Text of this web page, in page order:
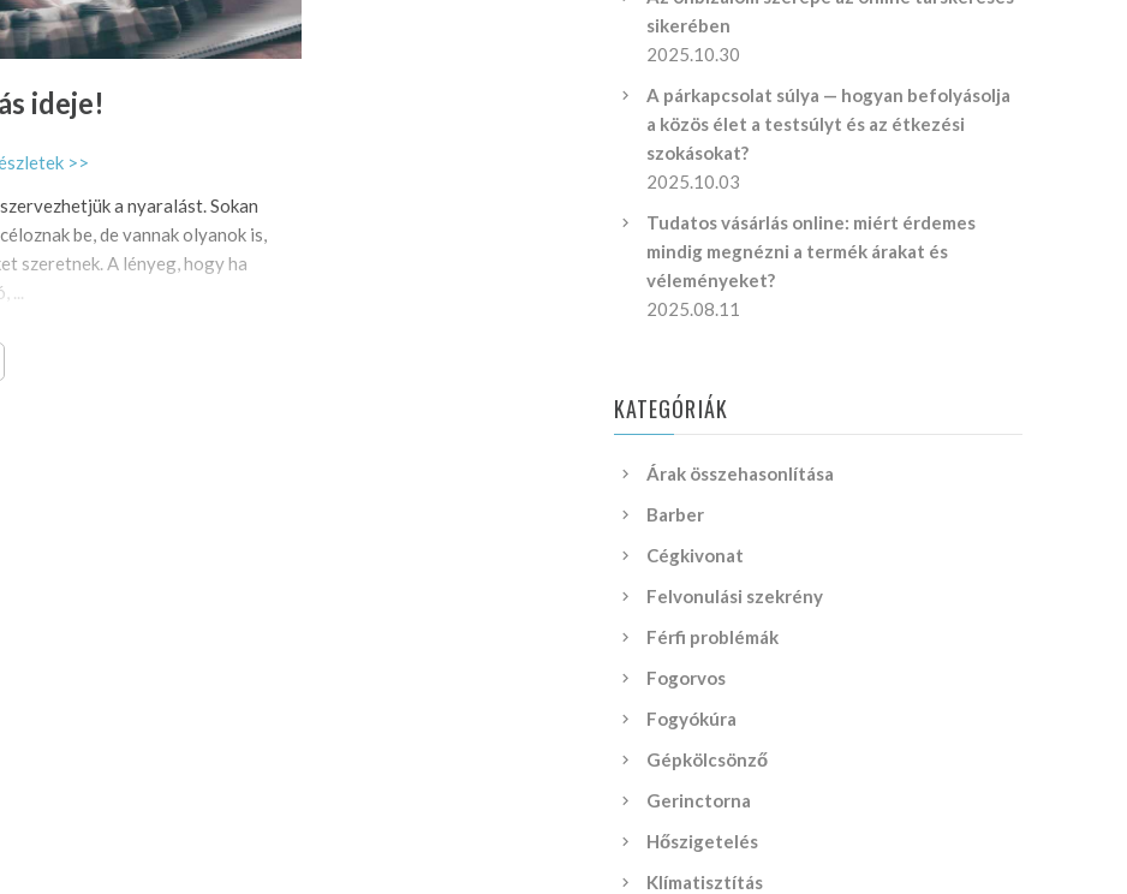
ideje!
>>
a nyaralást. Sokan
be, de vannak olyanok is,
szeretnek. A lényeg, hogy ha
...
sikerében
2025.10.30
A párkapcsolat súlya — hogyan befolyásolja
a közös élet a testsúlyt és az étkezési
szokásokat?
2025.10.03
Tudatos vásárlás online: miért érdemes
mindig megnézni a termék árakat és
véleményeket?
2025.08.11
KATEGÓRIÁK
Árak összehasonlítása
Barber
Cégkivonat
Felvonulási szekrény
Férfi problémák
Fogorvos
Fogyókúra
Gépkölcsönző
Gerinctorna
Hőszigetelés
Klímatisztítás